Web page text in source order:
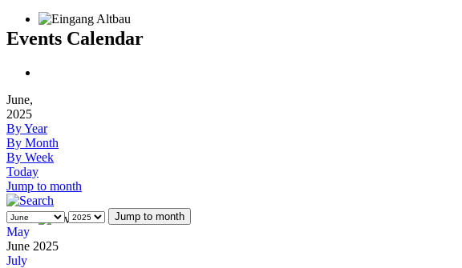
Events Calendar
June,
2025
By Year
By Month
By Week
Today
Jump to month
Jump to month
May
June 2025
July